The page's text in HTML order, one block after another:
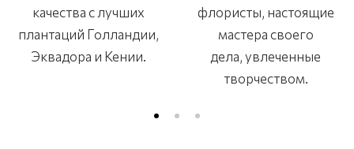
качества с лучших
плантаций Голландии,
Эквадора и Кении.
флористы, настоящие
мастера своего
дела, увлеченные
творчеством.